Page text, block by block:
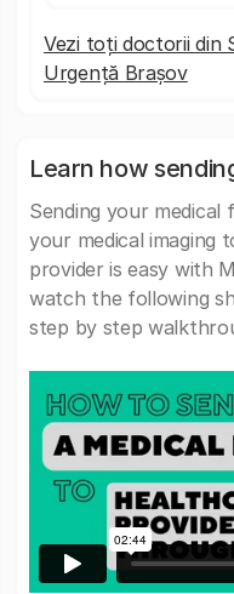
Vezi toți doctorii din
Urgență Brașov
Learn how
Sending your medical
your medical imaging
provider is easy with
watch the following
step by step